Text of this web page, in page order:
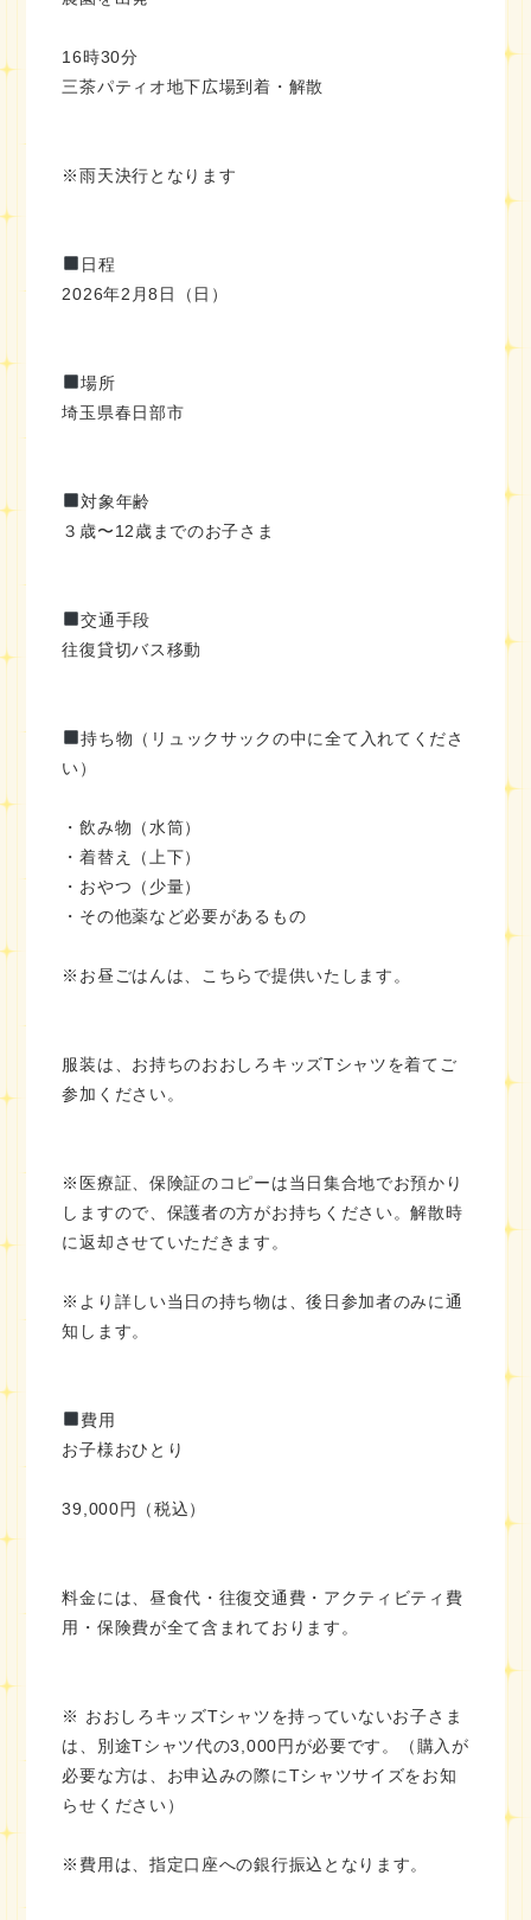
16時30分
三茶パティオ地下広場到着・解散
※雨天決行となります
日程
2026年2月8日（日）
場所
埼玉県春日部市
対象年齢
３歳〜12歳までのお子さま
交通手段
往復貸切バス移動
持ち物（リュックサックの中に全て入れてくださ
い）
・飲み物（水筒）
・着替え（上下）
・おやつ（少量）
・その他薬など必要があるもの
※お昼ごはんは、こちらで提供いたします。
服装は、お持ちのおおしろキッズTシャツを着てご
参加ください。
※医療証、保険証のコピーは当日集合地でお預かり
しますので、保護者の方がお持ちください。解散時
に返却させていただきます。
※より詳しい当日の持ち物は、後日参加者のみに通
知します。
費用
お子様おひとり
39,000円（税込）
料金には、昼食代・往復交通費・アクティビティ費
用・保険費が全て含まれております。
※ おおしろキッズTシャツを持っていないお子さま
は、別途Tシャツ代の3,000円が必要です。（購入が
必要な方は、お申込みの際にTシャツサイズをお知
らせください）
※費用は、指定口座への銀行振込となります。